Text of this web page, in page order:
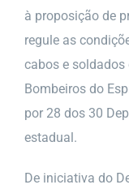
à proposição de
regule as
cabos e
Bombeiros do
por 28 dos 30
estadual.
De iniciativa do